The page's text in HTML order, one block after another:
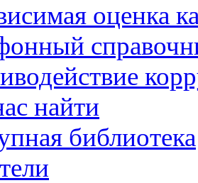
оценка
найти
библиотека